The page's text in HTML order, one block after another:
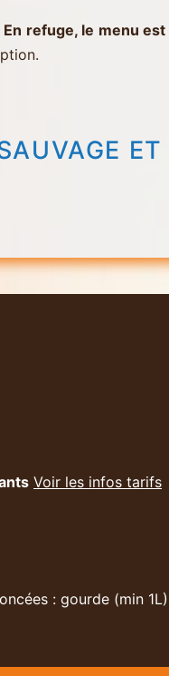
En refuge, le menu
Voir les infos tarifs
: gourde (min